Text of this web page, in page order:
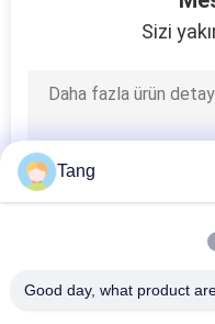
Sizi
Tang
Good day, what product